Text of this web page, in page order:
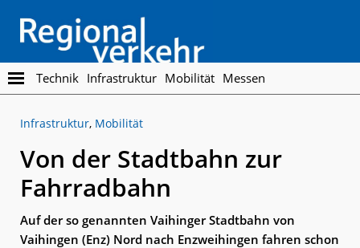
main
content
footer
Regionalverkehr
Die
Fachzeitschrift
den
Personennahverkehr
Technik Infrastruktur Mobilität Messen
Infrastruktur, Mobilität
Von der Stadtbahn zur
Fahrradbahn
Auf der so genannten Vaihinger Stadtbahn von
Vaihingen (Enz) Nord nach Enzweihingen fahren schon